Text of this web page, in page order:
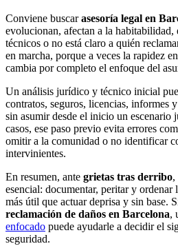
Conviene buscarasesoría legal en
evolucionan, afectan a la habitabilidad,
técnicos o no está claro a quién
en marcha, porque a veces la rapidez
cambia por completo el enfoque del
Un análisis jurídico y técnico inicial
contratos, seguros, licencias, informes
sin asumir desde el inicio un escenario
casos, ese paso previo evita errores
omitir a la comunidad o no identificar
intervinientes.
En resumen, ante grietas tras derribo,
esencial: documentar, peritar y ordenar
más útil que actuar deprisa y sin base.
reclamación de daños en Barcelona,
enfocado puede ayudarle a decidir el
seguridad.